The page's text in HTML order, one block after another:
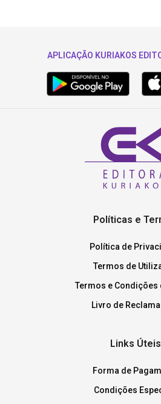
APLICAÇÃO KURIAKOS
Políticas e
Política de
Termos de
Termos e Condições
Livro de
Links Úteis
Forma de
Condições